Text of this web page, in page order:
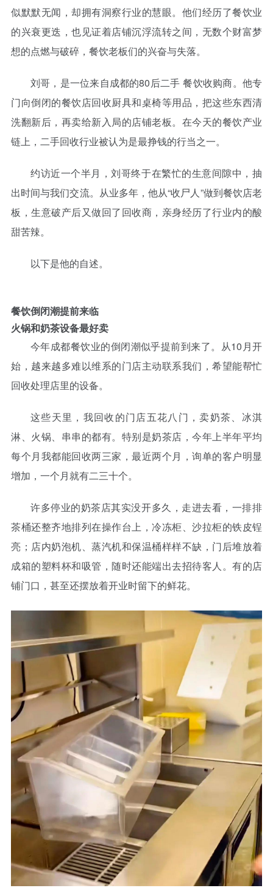
似默默无闻，却拥有洞察行业的慧眼。他们经历了餐饮业
的兴衰更迭，也见证着店铺沉浮流转之间，无数个财富梦
想的点燃与破碎，餐饮老板们的兴奋与失落。
刘哥，是一位来自成都的80后二手 餐饮收购商。他专
门向倒闭的餐饮店回收厨具和桌椅等用品，把这些东西清
洗翻新后，再卖给新入局的店铺老板。在今天的餐饮产业
链上，二手回收行业被认为是最挣钱的行当之一。
约访近一个半月，刘哥终于在繁忙的生意间隙中，抽
出时间与我们交流。从业多年，他从“收尸人”做到餐饮店老
板，生意破产后又做回了回收商，亲身经历了行业内的酸
甜苦辣。
以下是他的自述。
餐饮倒闭潮提前来临
火锅和奶茶设备最好卖
今年成都餐饮业的倒闭潮似乎提前到来了。从10月开
始，越来越多难以维系的门店主动联系我们，希望能帮忙
回收处理店里的设备。
这些天里，我回收的门店五花八门，卖奶茶、冰淇
淋、火锅、串串的都有。特别是奶茶店，今年上半年平均
每个月我都能回收两三家，最近两个月，询单的客户明显
增加，一个月就有二三十个。
许多停业的奶茶店其实没开多久，走进去看，一排排
茶桶还整齐地排列在操作台上，冷冻柜、沙拉柜的铁皮锃
亮；店内奶泡机、蒸汽机和保温桶样样不缺，门后堆放着
成箱的塑料杯和吸管，随时还能端出去招待客人。有的店
铺门口，甚至还摆放着开业时留下的鲜花。